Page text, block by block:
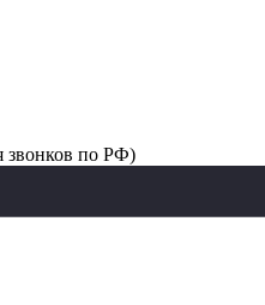
звонков по РФ)